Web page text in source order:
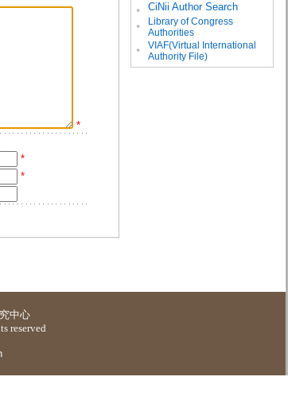
*
*
*
。
CiNii Author Search
。
Library of Congress
Authorities
。
VIAF(Virtual International
Authority File)
中心
reserved